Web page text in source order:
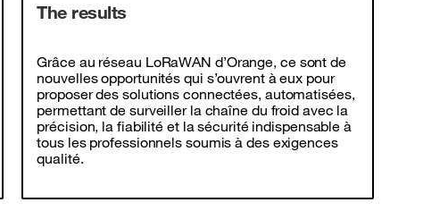
The results
Grâce au réseau LoRaWAN d’Orange, ce sont de
nouvelles opportunités qui s’ouvrent à eux pour
proposer des solutions connectées, automatisées,
permettant de surveiller la chaîne du froid avec la
précision, la fiabilité et la sécurité indispensable à
tous les professionnels soumis à des exigences
qualité.